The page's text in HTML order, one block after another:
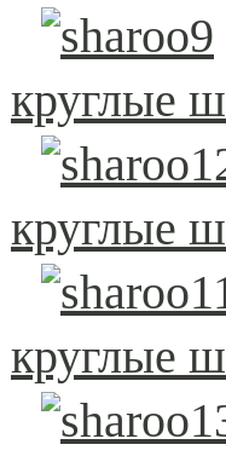
круглые
круглые
круглые